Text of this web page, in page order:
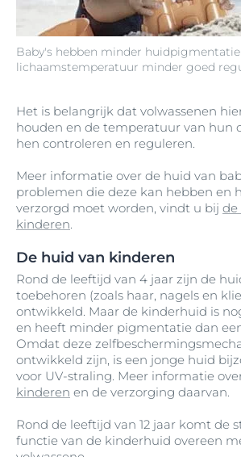
Baby's hebben minder
lichaamstemperatuur minder goed
Het is belangrijk dat volwassenen
houden en de temperatuur van hun
hen controleren en reguleren.
Meer informatie over de huid van
problemen die deze kan hebben en
verzorgd moet worden, vindt u bij de
kinderen.
De huid van kinderen
Rond de leeftijd van 4 jaar zijn de
toebehoren (zoals haar, nagels en
ontwikkeld. Maar de kinderhuid is
en heeft minder pigmentatie dan
Omdat deze
ontwikkeld zijn, is een jonge huid
voor UV-straling. Meer informatie
kinderen en de verzorging daarvan.
Rond de leeftijd van 12 jaar komt de
functie van de kinderhuid overeen